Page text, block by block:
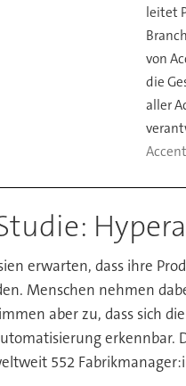
leitet
von
die
aller
erwarten, dass ihre
Menschen nehmen
aber zu, dass sich
erkennbar.
552